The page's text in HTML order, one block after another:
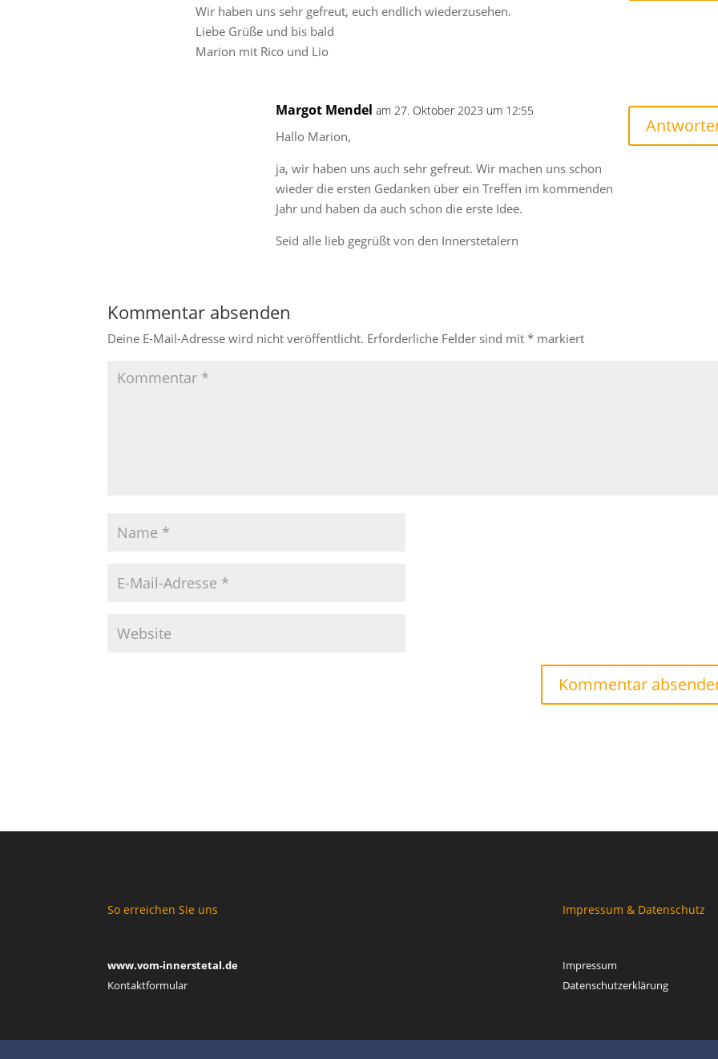
Wir haben uns sehr gefreut, euch endlich wiederzusehen.
Liebe Grüße und bis bald
Marion mit Rico und Lio
Margot Mendel am 27. Oktober 2023 um 12:55
Hallo Marion,
ja, wir haben uns auch sehr gefreut. Wir machen uns schon
wieder die ersten Gedanken über ein Treffen im kommenden
Jahr und haben da auch schon die erste Idee.
Seid alle lieb gegrüßt von den Innerstetalern
Kommentar absenden
Deine E-Mail-Adresse wird nicht veröffentlicht. Erforderliche Felder sind mit* markiert
So erreichen Sie uns
www.vom-innerstetal.de
Kontaktformular
Impressum & Datenschutz
Impressum
Datenschutzerklärung